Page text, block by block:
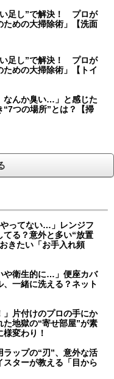
足し”で解決！ プロが
ための大掃除術」【洗面
足し”で解決！ プロが
めの大掃除術」【トイ
なんか臭い…」と感じた
“7つの場所”とは？【掃
やってない…」レンジフ
てる？意外と多い“放置
きたい「お手入れ頻
や衛生的に…」便座カバ
、一緒に洗える？ネット
」片付けのプロの手にか
地獄の“寄せ部屋”が素
変わり！
ラップの“刃”、意外な活
ターが教える「目から